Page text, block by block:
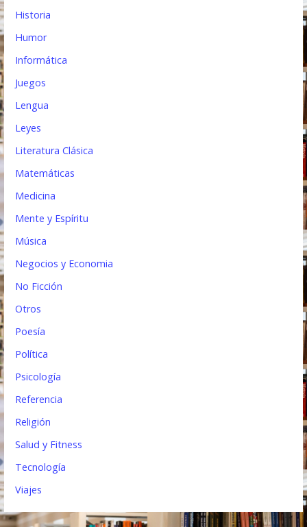
Historia
Humor
Informática
Juegos
Lengua
Leyes
Literatura Clásica
Matemáticas
Medicina
Mente y Espíritu
Música
Negocios y Economia
No Ficción
Otros
Poesía
Política
Psicología
Referencia
Religión
Salud y Fitness
Tecnología
Viajes